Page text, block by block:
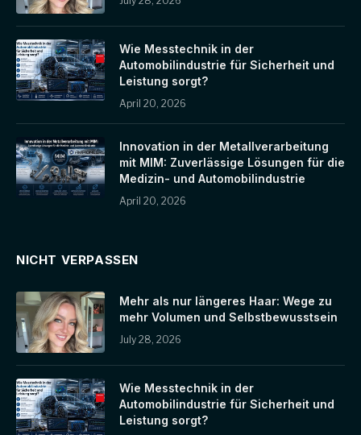
Wie Messtechnik in der
Automobilindustrie für Sicherheit und
Leistung sorgt?
April 20, 2026
Innovation in der Metallverarbeitung
mit MIM: Zuverlässige Lösungen für die
Medizin- und Automobilindustrie
April 20, 2026
NICHT VERPASSEN
Mehr als nur längeres Haar: Wege zu
mehr Volumen und Selbstbewusstsein
July 28, 2026
Wie Messtechnik in der
Automobilindustrie für Sicherheit und
Leistung sorgt?